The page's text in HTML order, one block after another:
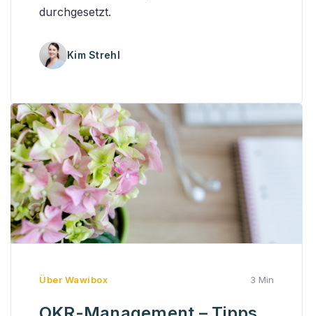
durchgesetzt.
Kim Strehl
Über Wawibox 3 Min